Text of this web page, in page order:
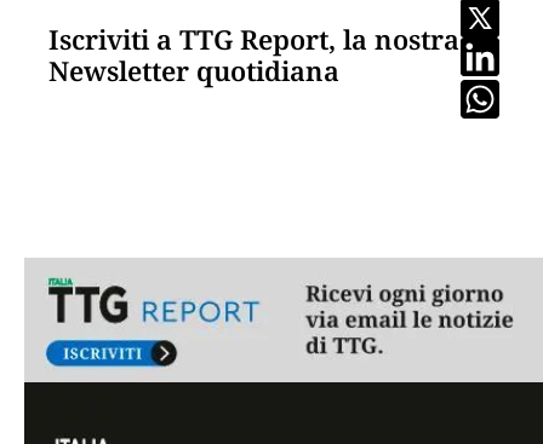
Iscriviti a TTG Report, la nostra
Newsletter quotidiana